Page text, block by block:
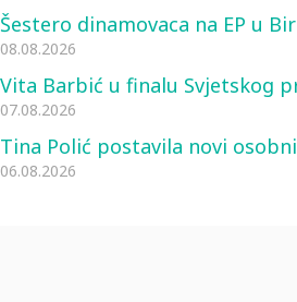
Šestero dinamovaca na EP u
08.08.2026
Vita Barbić u finalu Svjetskog
07.08.2026
Tina Polić postavila novi
06.08.2026